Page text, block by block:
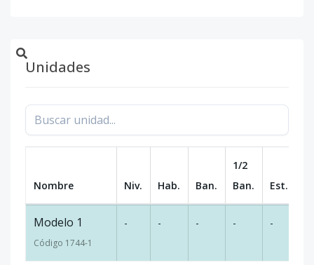
Unidades
Nombre Niv. Hab. Ban.
1/2
Ban.
Est.
Modelo 1
Código 1744-1
- - - - -